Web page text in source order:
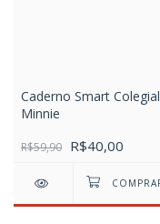
Caderno Smart Colegial
Minnie
R$59,90 R$40,00